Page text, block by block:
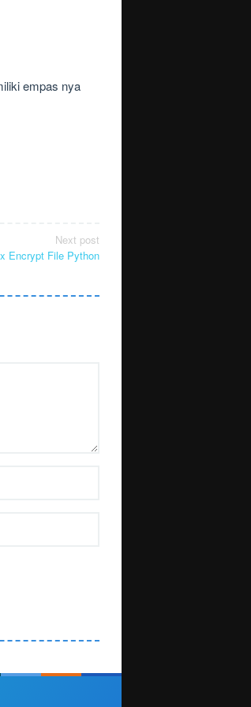
empas nya
Next post
Encrypt File Python